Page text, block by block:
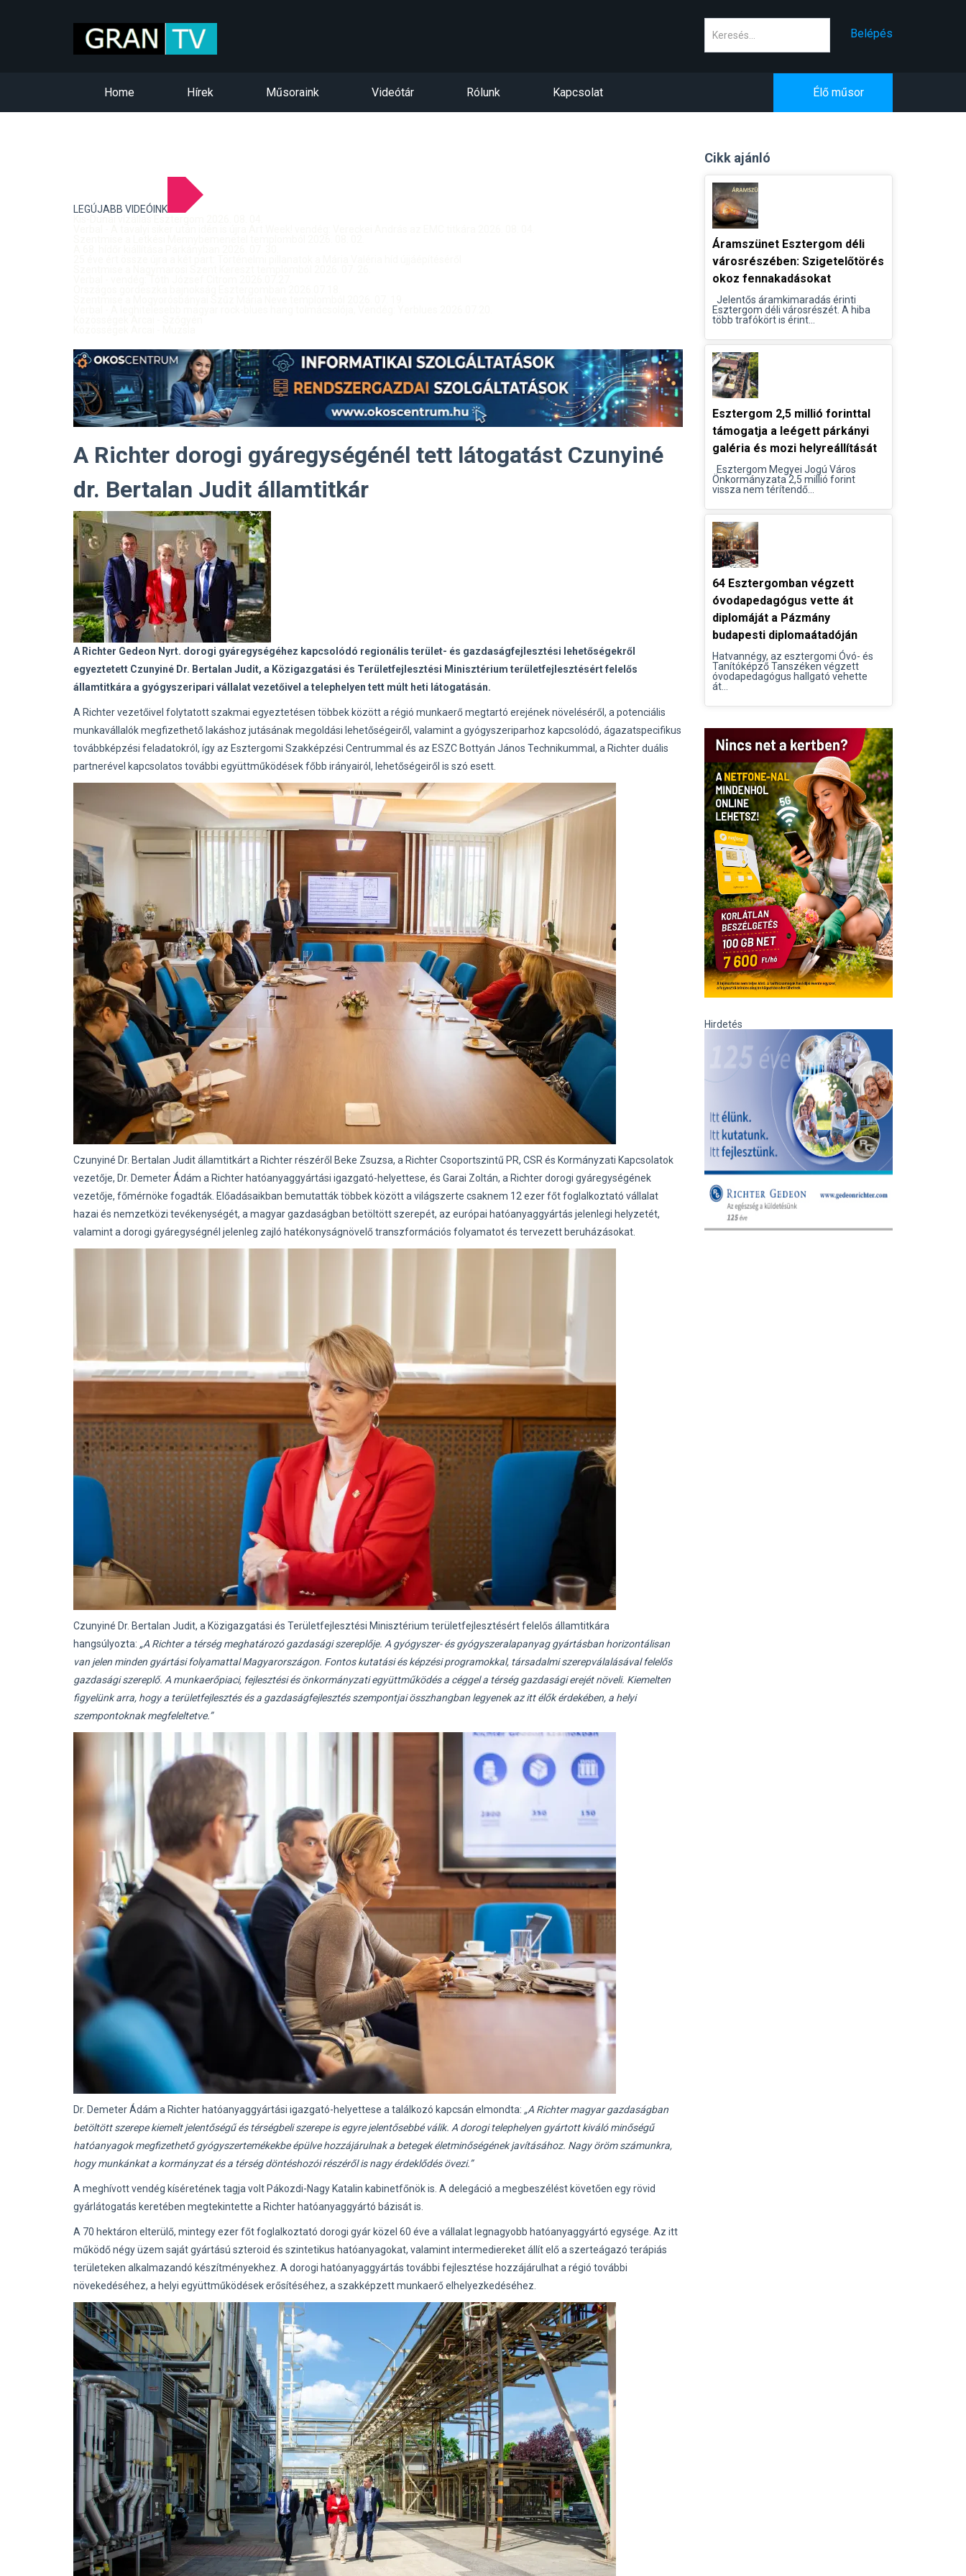
Belépés
Home Hírek Műsoraink Videótár Rólunk Kapcsolat Élő műsor
LEGÚJABB VIDEÓINK
A Richter dorogi gyáregységénél tett látogatást Czunyiné
dr. Bertalan Judit államtitkár
A Richter Gedeon Nyrt. dorogi gyáregységéhez kapcsolódó regionális terület- és gazdaságfejlesztési lehetőségekről
egyeztetett Czunyiné Dr. Bertalan Judit, a Közigazgatási és Területfejlesztési Minisztérium területfejlesztésért felelős
államtitkára a gyógyszeripari vállalat vezetőivel a telephelyen tett múlt heti látogatásán.
A Richter vezetőivel folytatott szakmai egyeztetésen többek között a régió munkaerő megtartó erejének növeléséről, a potenciális
munkavállalók megfizethető lakáshoz jutásának megoldási lehetőségeiről, valamint a gyógyszeriparhoz kapcsolódó, ágazatspecifikus
továbbképzési feladatokról, így az Esztergomi Szakképzési Centrummal és az ESZC Bottyán János Technikummal, a Richter duális
partnerével kapcsolatos további együttműködések főbb irányairól, lehetőségeiről is szó esett.
Czunyiné Dr. Bertalan Judit államtitkárt a Richter részéről Beke Zsuzsa, a Richter Csoportszintű PR, CSR és Kormányzati Kapcsolatok
vezetője, Dr. Demeter Ádám a Richter hatóanyaggyártási igazgató-helyettese, és Garai Zoltán, a Richter dorogi gyáregységének
vezetője, főmérnöke fogadták. Előadásaikban bemutatták többek között a világszerte csaknem 12 ezer főt foglalkoztató vállalat
hazai és nemzetközi tevékenységét, a magyar gazdaságban betöltött szerepét, az európai hatóanyaggyártás jelenlegi helyzetét,
valamint a dorogi gyáregységnél jelenleg zajló hatékonyságnövelő transzformációs folyamatot és tervezett beruházásokat.
Czunyiné Dr. Bertalan Judit, a Közigazgatási és Területfejlesztési Minisztérium területfejlesztésért felelős államtitkára
hangsúlyozta: „A Richter a térség meghatározó gazdasági szereplője. A gyógyszer- és gyógyszeralapanyag gyártásban horizontálisan
van jelen minden gyártási folyamattal Magyarországon. Fontos kutatási és képzési programokkal, társadalmi szerepválalásával felelős
gazdasági szereplő. A munkaerőpiaci, fejlesztési és önkormányzati együttműködés a céggel a térség gazdasági erejét növeli. Kiemelten
figyelünk arra, hogy a területfejlesztés és a gazdaságfejlesztés szempontjai összhangban legyenek az itt élők érdekében, a helyi
szempontoknak megfeleltetve.”
Dr. Demeter Ádám a Richter hatóanyaggyártási igazgató-helyettese a találkozó kapcsán elmondta: „A Richter magyar gazdaságban
betöltött szerepe kiemelt jelentőségű és térségbeli szerepe is egyre jelentősebbé válik. A dorogi telephelyen gyártott kiváló minőségű
hatóanyagok megfizethető gyógyszertemékekbe épülve hozzájárulnak a betegek életminőségének javításához. Nagy öröm számunkra,
hogy munkánkat a kormányzat és a térség döntéshozói részéről is nagy érdeklődés övezi.”
A meghívott vendég kíséretének tagja volt Pákozdi-Nagy Katalin kabinetfőnök is. A delegáció a megbeszélést követően egy rövid
gyárlátogatás keretében megtekintette a Richter hatóanyaggyártó bázisát is.
A 70 hektáron elterülő, mintegy ezer főt foglalkoztató dorogi gyár közel 60 éve a vállalat legnagyobb hatóanyaggyártó egysége. Az itt
működő négy üzem saját gyártású szteroid és szintetikus hatóanyagokat, valamint intermediereket állít elő a szerteágazó terápiás
területeken alkalmazandó készítményekhez. A dorogi hatóanyaggyártás további fejlesztése hozzájárulhat a régió további
növekedéséhez, a helyi együttműködések erősítéséhez, a szakképzett munkaerő elhelyezkedéséhez.
Cikk ajánló
Áramszünet Esztergom déli
városrészében: Szigetelőtörés
okoz fennakadásokat
Jelentős áramkimaradás érinti
Esztergom déli városrészét. A hiba
több trafókört is érint...
Esztergom 2,5 millió forinttal
támogatja a leégett párkányi
galéria és mozi helyreállítását
Esztergom Megyei Jogú Város
Önkormányzata 2,5 millió forint
vissza nem térítendő...
64 Esztergomban végzett
óvodapedagógus vette át
diplomáját a Pázmány
budapesti diplomaátadóján
Hatvannégy, az esztergomi Óvó- és
Tanítóképző Tanszéken végzett
óvodapedagógus hallgató vehette
át...
Hirdetés